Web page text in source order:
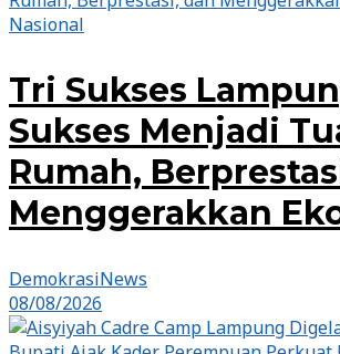
Nasional
Tri Sukses
Sukses Menjadi
Rumah,
Menggerakkan
DemokrasiNews
08/08/2026